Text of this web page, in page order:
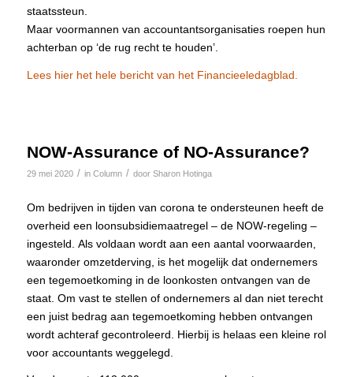
staatssteun.
Maar voormannen van accountantsorganisaties roepen hun
achterban op ‘de rug recht te houden’.
Lees hier het hele bericht van het Financieeledagblad.
NOW-Assurance of NO-Assurance?
29 mei 2020 / in Column / door Sharon Hotinga
Om bedrijven in tijden van corona te ondersteunen heeft de
overheid een loonsubsidiemaatregel – de NOW-regeling –
ingesteld. Als voldaan wordt aan een aantal voorwaarden,
waaronder omzetderving, is het mogelijk dat ondernemers
een tegemoetkoming in de loonkosten ontvangen van de
staat. Om vast te stellen of ondernemers al dan niet terecht
een juist bedrag aan tegemoetkoming hebben ontvangen
wordt achteraf gecontroleerd. Hierbij is helaas een kleine rol
voor accountants weggelegd.